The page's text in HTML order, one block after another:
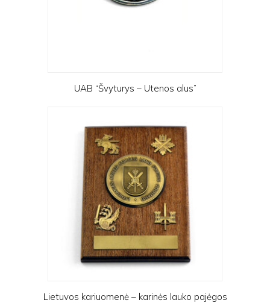
UAB “Švyturys – Utenos alus”
Lietuvos kariuomenė – karinės lauko pajėgos